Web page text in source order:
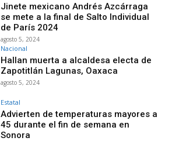
Jinete mexicano Andrés Azcárraga
se mete a la final de Salto Individual
de París 2024
agosto 5, 2024
Nacional
Hallan muerta a alcaldesa electa de
Zapotitlán Lagunas, Oaxaca
agosto 5, 2024
Estatal
Advierten de temperaturas mayores a
45 durante el fin de semana en
Sonora